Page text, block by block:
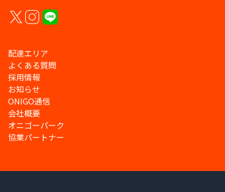
配達エリア
よくある質問
採用情報
お知らせ
ONIGO通信
会社概要
オニゴーパーク
協業パートナー